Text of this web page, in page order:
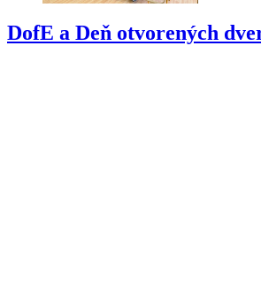
DofE a Deň otvorených